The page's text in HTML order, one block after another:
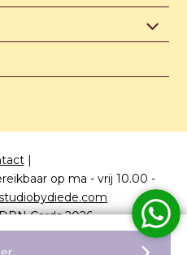
m Z
m Z
Z
|
op ma - vrij 10.00 -
Cards 2026